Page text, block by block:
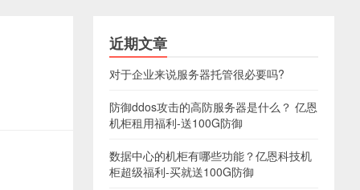
近期文章
对于企业来说服务器托管很必要吗?
防御ddos攻击的高防服务器是什么？ 亿恩
机柜租用福利-送100G防御
数据中心的机柜有哪些功能？亿恩科技机
柜超级福利-买就送100G防御